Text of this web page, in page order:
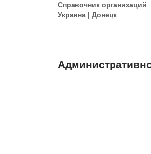
Справочник организаций
Украина | Донецк